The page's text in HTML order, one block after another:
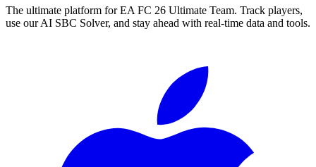
The ultimate platform for EA FC 26 Ultimate Team. Track players,
use our AI SBC Solver, and stay ahead with real-time data and tools.